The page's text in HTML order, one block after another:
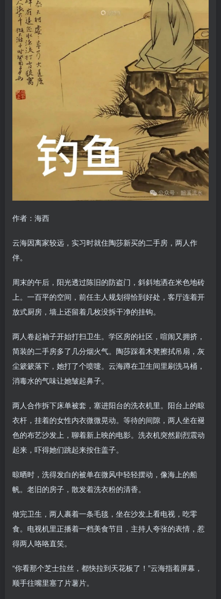
作者：海西
云海因离家较远，实习时就住陶莎新买的二手房，两人作
伴。
周末的午后，阳光透过陈旧的防盗门，斜斜地洒在米色地砖
上。一百平的空间，前任主人规划得恰到好处，客厅连着开
放式厨房，墙上还留着几枚没拆干净的挂钩。
两人卷起袖子开始打扫卫生。学区房的社区，喧闹又拥挤，
简装的二手房多了几分烟火气。陶莎踩着木凳擦拭吊扇，灰
尘簌簌落下，她打了个喷嚏。云海蹲在卫生间里刷洗马桶，
消毒水的气味让她皱起鼻子。
两人合作拆下床单被套，塞进阳台的洗衣机里。阳台上的晾
衣杆，挂着的女性内衣微微晃动。等待的间隙，两人坐在褪
色的布艺沙发上，聊着新上映的电影。洗衣机突然剧烈震动
起来，吓得她们跳起来按住盖子。
晾晒时，洗得发白的被单在微风中轻轻摆动，像海上的船
帆。老旧的房子，散发着洗衣粉的清香。
做完卫生，两人裹着一条毛毯，坐在沙发上看电视，吃零
食。电视机里正播着一档美食节目，主持人夸张的表情，惹
得两人咯咯直笑。
“你看那个芝士拉丝，都快拉到天花板了！”云海指着屏幕，
顺手往嘴里塞了片薯片。